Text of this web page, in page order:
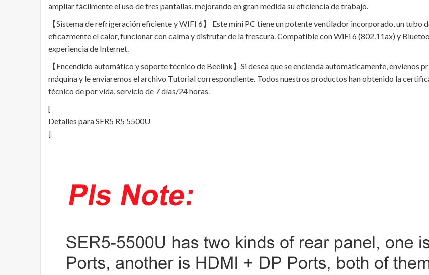
ampliar fácilmente el uso de tres pantallas, mejorando en gran medida su eficiencia de trabajo.
【Sistema de refrigeración eficiente y WIFI 6】 Este mini PC tiene un potente ventilador incorporado, un tubo
eficazmente el calor, funcionar con calma y disfrutar de la frescura. Compatible con WiFi 6 (802.11ax) y
experiencia de Internet.
【Encendido automático y soporte técnico de Beelink】Si desea que se encienda automáticamente, envíenos
máquina y le enviaremos el archivo Tutorial correspondiente. Todos nuestros productos han obtenido la
técnico de por vida, servicio de 7 días/24 horas.
[
Detalles para SER5 R5 5500U
]